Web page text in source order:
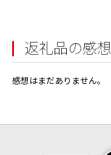
返礼品の感想
感想はまだありません。